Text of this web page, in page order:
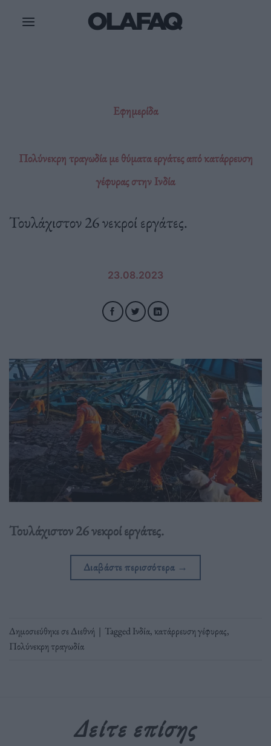
Εφημερίδα
Πολύνεκρη τραγωδία με θύματα εργάτες από κατάρρευση
γέφυρας στην Ινδία
Τουλάχιστον 26 νεκροί εργάτες.
23.08.2023
Τουλάχιστον 26 νεκροί εργάτες.
Διαβάστε περισσότερα →
Δημοσιεύθηκε σεΔιεθνή | TaggedΙνδία,κατάρρευση γέφυρας,
Πολύνεκρη τραγωδία
Δείτε επίσης